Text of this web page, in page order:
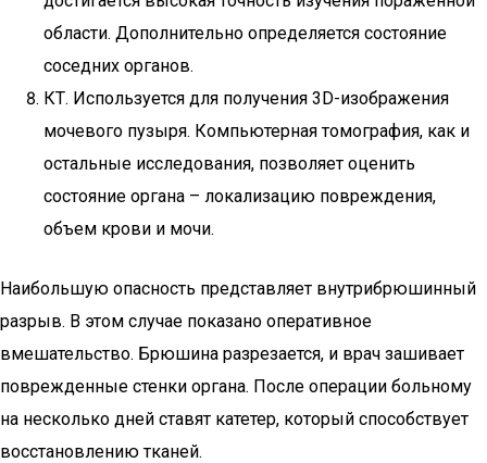
области. Дополнительно определяется состояние
соседних органов.
КТ. Используется для получения 3D-изображения
мочевого пузыря. Компьютерная томография, как и
остальные исследования, позволяет оценить
состояние органа – локализацию повреждения,
объем крови и мочи.
Наибольшую опасность представляет внутрибрюшинный
разрыв. В этом случае показано оперативное
вмешательство. Брюшина разрезается, и врач зашивает
поврежденные стенки органа. После операции больному
на несколько дней ставят катетер, который способствует
восстановлению тканей.